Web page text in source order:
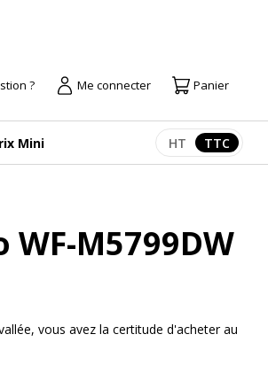
? Me connecter Panier
Mini Afficher les
HT TTC
M5799DW
vous avez la certitude d'acheter au